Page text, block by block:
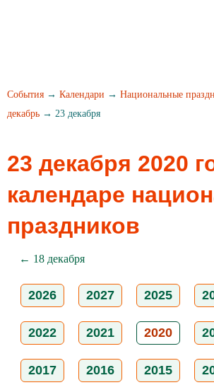
События → Календари → Национальные
декабрь → 23 декабря
23 декабря 2020
календаре
праздников
← 18 декабря
2026 2027 2025
2022 2021 2020
2017 2016 2015